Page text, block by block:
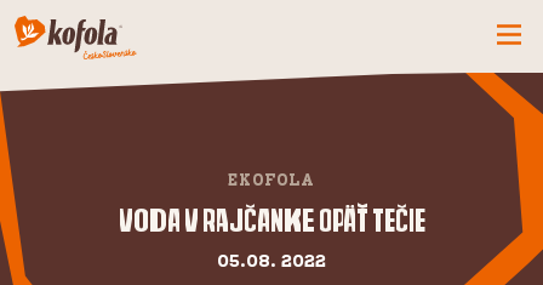
KOFOLA
PRODUKTY
EKOFOLA
Voda v Rajčanke opäť tečie
05.08. 2022